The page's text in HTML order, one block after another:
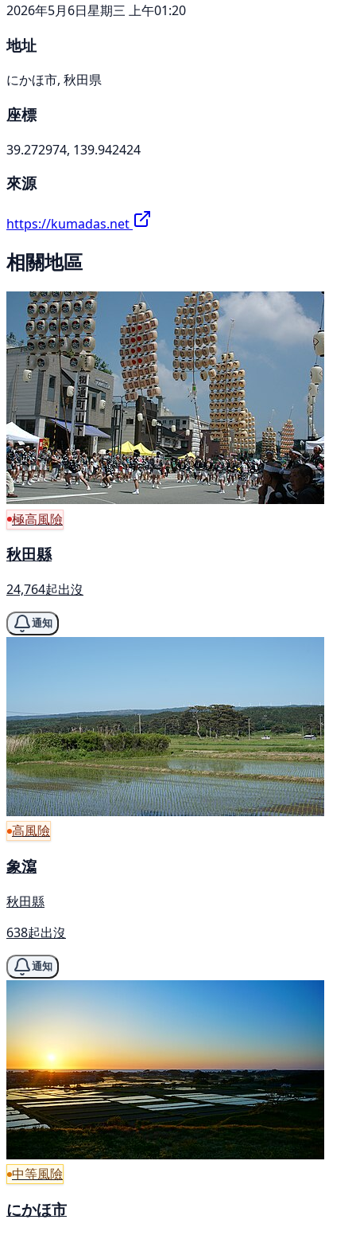
2026年5月6日星期三 上午01:20
地址
にかほ市, 秋田県
座標
39.272974, 139.942424
來源
https://kumadas.net
相關地區
極高風險
秋田縣
24,764起出沒
通知
高風險
象瀉
秋田縣
638起出沒
通知
中等風險
にかほ市